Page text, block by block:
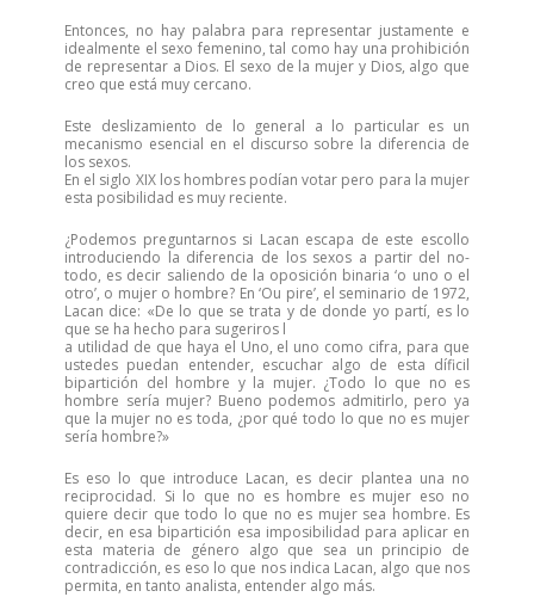
Entonces, no hay palabra para representar justamente e
idealmente el sexo femenino, tal como hay una prohibición
de representar a Dios. El sexo de la mujer y Dios, algo que
creo que está muy cercano.
Este deslizamiento de lo general a lo particular es un
mecanismo esencial en el discurso sobre la diferencia de
los sexos.
En el siglo XIX los hombres podían votar pero para la mujer
esta posibilidad es muy reciente.
¿Podemos preguntarnos si Lacan escapa de este escollo
introduciendo la diferencia de los sexos a partir del no-
todo, es decir saliendo de la oposición binaria ‘o uno o el
otro’, o mujer o hombre? En ‘Ou pire’, el seminario de 1972,
Lacan dice: «De lo que se trata y de donde yo partí, es lo
que se ha hecho para sugeriros l
a utilidad de que haya el Uno, el uno como cifra, para que
ustedes puedan entender, escuchar algo de esta díficil
bipartición del hombre y la mujer. ¿Todo lo que no es
hombre sería mujer? Bueno podemos admitirlo, pero ya
que la mujer no es toda, ¿por qué todo lo que no es mujer
sería hombre?»
Es eso lo que introduce Lacan, es decir plantea una no
reciprocidad. Si lo que no es hombre es mujer eso no
quiere decir que todo lo que no es mujer sea hombre. Es
decir, en esa bipartición esa imposibilidad para aplicar en
esta materia de género algo que sea un principio de
contradicción, es eso lo que nos indica Lacan, algo que nos
permita, en tanto analista, entender algo más.